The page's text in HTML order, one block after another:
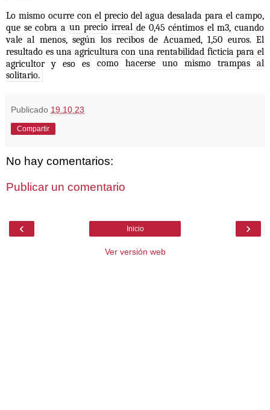
Lo mismo ocurre con el precio del agua desalada para el campo,
que se cobra a un precio irreal de 0,45 céntimos el m3, cuando
vale al menos, según los recibos de Acuamed, 1,50 euros. El
resultado es una agricultura con una rentabilidad ficticia para el
agricultor y eso es como hacerse uno mismo trampas al
solitario.
Publicado 19.10.23
Compartir
No hay comentarios:
Publicar un comentario
‹ ›
Inicio
Ver versión web